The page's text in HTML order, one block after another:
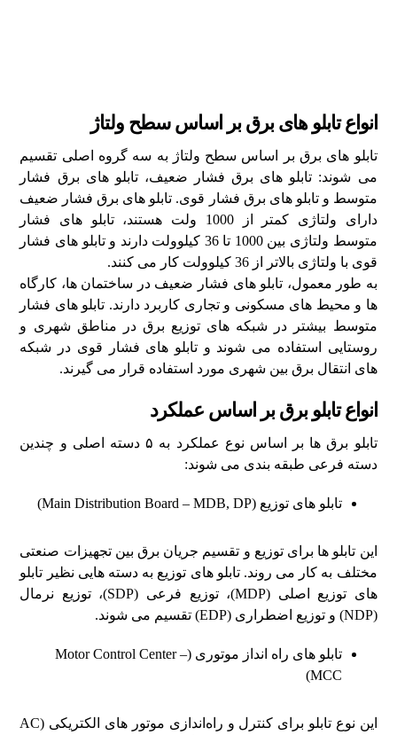
انواع تابلو های برق بر اساس سطح ولتاژ
تابلو های برق بر اساس سطح ولتاژ به سه گروه اصلی تقسیم
می ‌شوند: تابلو های برق فشار ضعیف، تابلو های برق فشار
متوسط و تابلو های برق فشار قوی. تابلو های برق فشار ضعیف
دارای ولتاژی کمتر از 1000 ولت هستند، تابلو های فشار
متوسط ولتاژی بین 1000 تا 36 کیلوولت دارند و تابلو های فشار
قوی با ولتاژی بالاتر از 36 کیلوولت کار می ‌کنند.
به طور معمول، تابلو های فشار ضعیف در ساختمان ‌ها، کارگاه
‌ها و محیط ‌های مسکونی و تجاری کاربرد دارند. تابلو های فشار
متوسط بیشتر در شبکه ‌های توزیع برق در مناطق شهری و
روستایی استفاده می ‌شوند و تابلو های فشار قوی در شبکه‌
های انتقال برق بین شهری مورد استفاده قرار می ‌گیرند.
انواع تابلو برق بر اساس عملکرد
تابلو برق ‌ها بر اساس نوع عملکرد به ۵ دسته اصلی و چندین
دسته فرعی طبقه‌ بندی می ‌شوند:
تابلو های توزیع (Main Distribution Board – MDB, DP)
این تابلو ها برای توزیع و تقسیم جریان برق بین تجهیزات صنعتی
مختلف به کار می ‌روند. تابلو های توزیع به دسته ‌هایی نظیر تابلو
های توزیع اصلی (MDP)، توزیع فرعی (SDP)، توزیع نرمال
(NDP) و توزیع اضطراری (EDP) تقسیم می ‌شوند.
تابلو های راه‌ انداز موتوری (Motor Control Center –
MCC)
این نوع تابلو برای کنترل و راه‌اندازی موتور های الکتریکی (AC